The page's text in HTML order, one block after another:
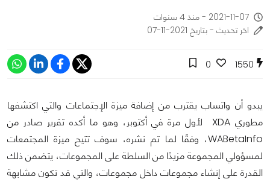
2021-11-07 - منذ 4 سنوات
اخر تحديث - بتاريخ 2021-11-07
1550
0
يبدو أن واتساب يقترب من إضافة ميزة الإجتماعات والتي اكتشفها
مطوري XDA لأول مرة في أكتوبر، وهو ما أكده تقرير صادر من
WABetaInfo، وفقًا لما تم نشره، سوف تتيح ميزة المجتمعات
لمسؤولي المجموعة مزيدًا من السلطة على المجموعات، يتضمن ذلك
القدرة على إنشاء مجموعات داخل مجموعات، والتي قد تكون مشابهة